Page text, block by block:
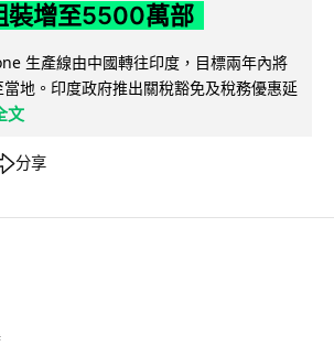
裝增至5500萬部
生產線由中國轉往印度，目標兩年內將
地。印度政府推出關稅豁免及稅務優惠延
文
分享